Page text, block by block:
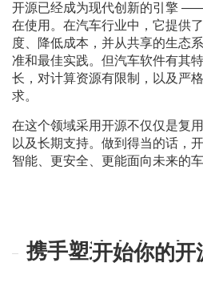
开源已经成为现代创新的引擎
在使用。在汽车行业中，它提供
度、降低成本，并从共享的生态
准和最佳实践。但汽车软件有其
长，对计算资源有限制，以及严
求。
在这个领域采用开源不仅仅是复
以及长期支持。做到得当的话，
智能、更安全、更能面向未来的车
携手塑造未来：与 Elektrobit 一